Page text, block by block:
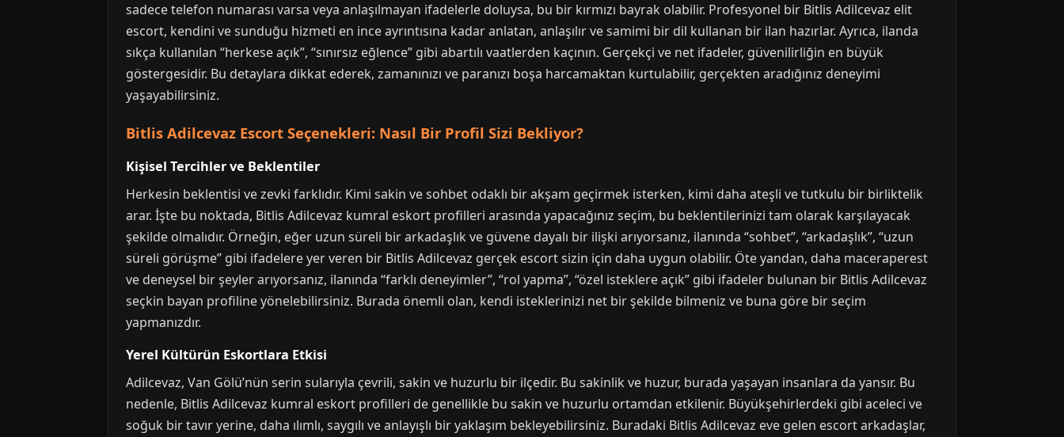
sadece telefon numarası varsa veya anlaşılmayan ifadelerle doluysa, bu bir kırmızı bayrak olabilir. Profesyonel bir Bitlis Adilcevaz elit
escort, kendini ve sunduğu hizmeti en ince ayrıntısına kadar anlatan, anlaşılır ve samimi bir dil kullanan bir ilan hazırlar. Ayrıca, ilanda
sıkça kullanılan “herkese açık”, “sınırsız eğlence” gibi abartılı vaatlerden kaçının. Gerçekçi ve net ifadeler, güvenilirliğin en büyük
göstergesidir. Bu detaylara dikkat ederek, zamanınızı ve paranızı boşa harcamaktan kurtulabilir, gerçekten aradığınız deneyimi
yaşayabilirsiniz.
Bitlis Adilcevaz Escort Seçenekleri: Nasıl Bir Profil Sizi Bekliyor?
Kişisel Tercihler ve Beklentiler
Herkesin beklentisi ve zevki farklıdır. Kimi sakin ve sohbet odaklı bir akşam geçirmek isterken, kimi daha ateşli ve tutkulu bir birliktelik
arar. İşte bu noktada, Bitlis Adilcevaz kumral eskort profilleri arasında yapacağınız seçim, bu beklentilerinizi tam olarak karşılayacak
şekilde olmalıdır. Örneğin, eğer uzun süreli bir arkadaşlık ve güvene dayalı bir ilişki arıyorsanız, ilanında “sohbet”, “arkadaşlık”, “uzun
süreli görüşme” gibi ifadelere yer veren bir Bitlis Adilcevaz gerçek escort sizin için daha uygun olabilir. Öte yandan, daha maceraperest
ve deneysel bir şeyler arıyorsanız, ilanında “farklı deneyimler”, “rol yapma”, “özel isteklere açık” gibi ifadeler bulunan bir Bitlis Adilcevaz
seçkin bayan profiline yönelebilirsiniz. Burada önemli olan, kendi isteklerinizi net bir şekilde bilmeniz ve buna göre bir seçim
yapmanızdır.
Yerel Kültürün Eskortlara Etkisi
Adilcevaz, Van Gölü’nün serin sularıyla çevrili, sakin ve huzurlu bir ilçedir. Bu sakinlik ve huzur, burada yaşayan insanlara da yansır. Bu
nedenle, Bitlis Adilcevaz kumral eskort profilleri de genellikle bu sakin ve huzurlu ortamdan etkilenir. Büyükşehirlerdeki gibi aceleci ve
soğuk bir tavır yerine, daha ılımlı, saygılı ve anlayışlı bir yaklaşım bekleyebilirsiniz. Buradaki Bitlis Adilcevaz eve gelen escort arkadaşlar,